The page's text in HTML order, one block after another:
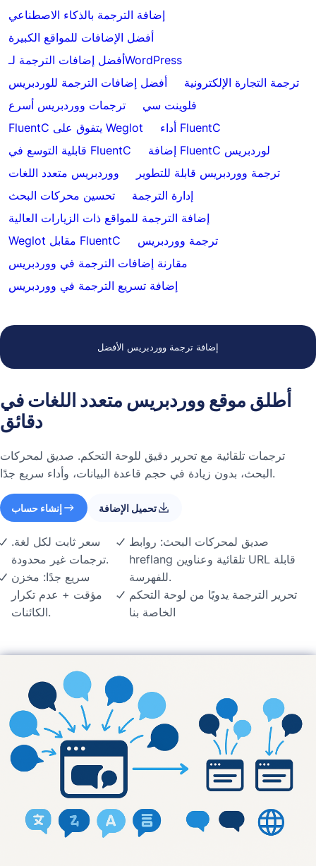
إضافة الترجمة بالذكاء الاصطناعي
أفضل الإضافات للمواقع الكبيرة
أفضل إضافات الترجمة لـWordPress
أفضل إضافات الترجمة للوردبريس
ترجمة التجارة الإلكترونية
ترجمات ووردبريس أسرع
فلوينت سي
FluentC يتفوق على Weglot
أداء FluentC
قابلية التوسع في FluentC
إضافة FluentC لوردبريس
ووردبريس متعدد اللغات
ترجمة ووردبريس قابلة للتطوير
تحسين محركات البحث
إدارة الترجمة
إضافة الترجمة للمواقع ذات الزيارات العالية
Weglot مقابل FluentC
ترجمة ووردبريس
مقارنة إضافات الترجمة في ووردبريس
إضافة تسريع الترجمة في ووردبريس
إضافة ترجمة ووردبريس الأفضل
أطلق موقع ووردبريس متعدد اللغات في
دقائق
ترجمات تلقائية مع تحرير دقيق للوحة التحكم. صديق لمحركات
البحث، بدون زيادة في حجم قاعدة البيانات، وأداء سريع جدًا.
إنشاء حساب تحميل الإضافة
سعر ثابت لكل لغة.
ترجمات غير محدودة.
سريع جدًا: مخزن
مؤقت + عدم تكرار
الكائنات.
صديق لمحركات البحث: روابط
hreflang تلقائية وعناوين URL قابلة
للفهرسة.
تحرير الترجمة يدويًا من لوحة التحكم
الخاصة بنا